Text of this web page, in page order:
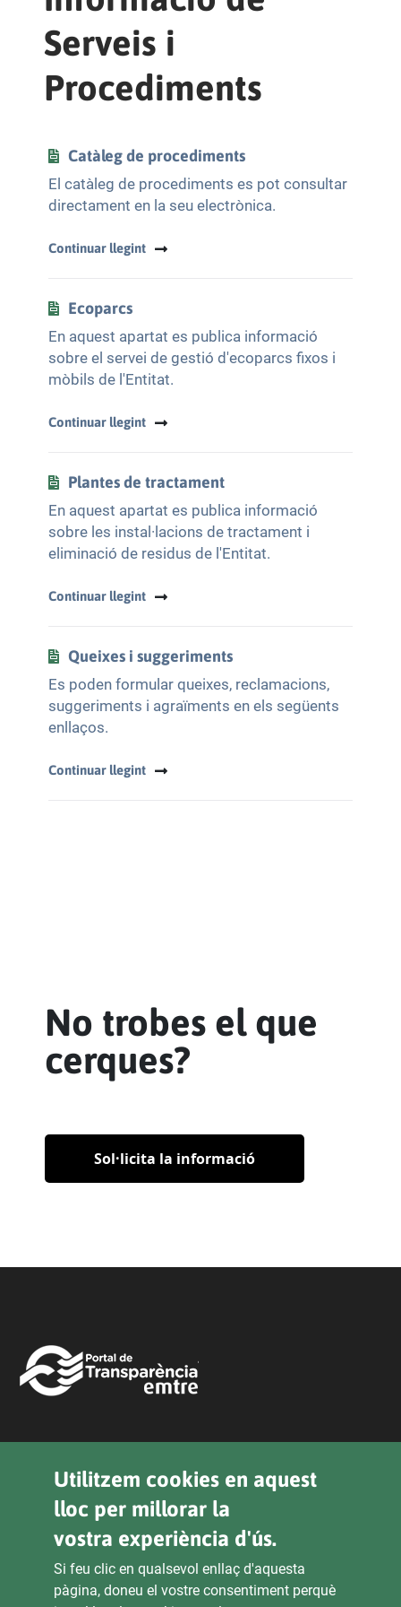
Serveis i
Procediments
Catàleg de procediments
El catàleg de procediments es pot consultar
directament en la seu electrònica.
Continuar llegint
Ecoparcs
En aquest apartat es publica informació
sobre el servei de gestió d'ecoparcs fixos i
mòbils de l'Entitat.
Continuar llegint
Plantes de tractament
En aquest apartat es publica informació
sobre les instal·lacions de tractament i
eliminació de residus de l'Entitat.
Continuar llegint
Queixes i suggeriments
Es poden formular queixes, reclamacions,
suggeriments i agraïments en els següents
enllaços.
Continuar llegint
No trobes el que
cerques?
Sol·licita la informació
Legal
Política de Privacitat
Declaració D'Accessibilitat
Avís Legal
Utilitzem cookies en aquest
lloc per millorar la
vostra experiència d'ús.
Si feu clic en qualsevol enllaç d'aquesta
pàgina, doneu el vostre consentiment perquè